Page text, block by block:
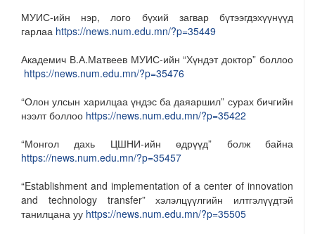
МУИС-ийн нэр, лого бүхий загвар бүтээгдэхүүнүүд
гарлаа https://news.num.edu.mn/?p=35449
Академич В.А.Матвеев МУИС-ийн “Хүндэт доктор” боллоо
https://news.num.edu.mn/?p=35476
“Олон улсын харилцаа үндэс ба даяаршил” сурах бичгийн
нээлт боллоо https://news.num.edu.mn/?p=35422
“Монгол дахь ЦШНИ-ийн өдрүүд” болж байна
https://news.num.edu.mn/?p=35457
“Establishment and implementation of a center of innovation
and technology transfer” хэлэлцүүлгийн илтгэлүүдтэй
танилцана уу https://news.num.edu.mn/?p=35505